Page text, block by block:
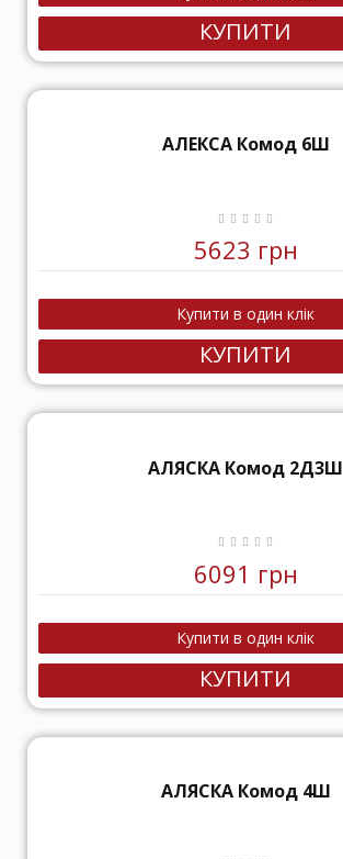
КУПИТИ
АЛЕКСА Комод 6Ш
5623 грн
КУПИТИ
АЛЯСКА Комод 2Д3Ш
6091 грн
КУПИТИ
АЛЯСКА Комод 4Ш